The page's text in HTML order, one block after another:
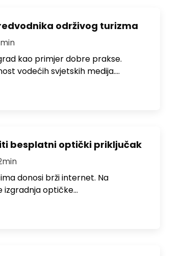
održivog turizma
kao primjer dobre prakse.
vodećih svjetskih medija.…
besplatni optički priključak
donosi brži internet. Na
izgradnja optičke…